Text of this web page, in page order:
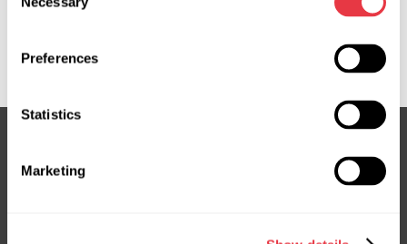
Selection
Preferences
Statistics
Marketing
MS36093136R, 32221666, 36010403, 36010420,
SR23406, VO107, VO107R, VO404NL00R, VO9107R
Subskrybuj nasz newsletter